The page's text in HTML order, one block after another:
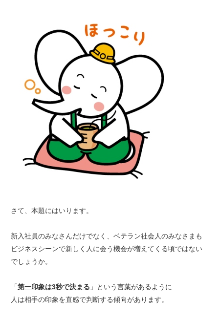
さて、本題にはいります。
新入社員のみなさんだけでなく、ベテラン社会人のみなさまも
ビジネスシーンで新しく人に会う機会が増えてくる頃ではない
でしょうか。
「第一印象は3秒で決まる 」という言葉があるように
人は相手の印象を直感で判断する傾向があります。